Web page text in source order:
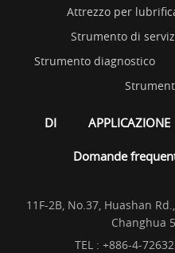
Attrezzo per
Strumento di
Strumento diagnostico
DI APPLICAZIONE
Domande
11F-2B, No.37, Huashan
Changhua
TEL : +886-4-